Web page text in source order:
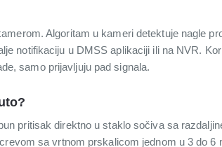
Algoritam u kameri detektuje nagle
notifikaciju u DMSS aplikaciji ili na NVR.
samo prijavljuju pad signala.
pritisak direktno u staklo sočiva sa
sa vrtnom prskalicom jednom u 3 do 6